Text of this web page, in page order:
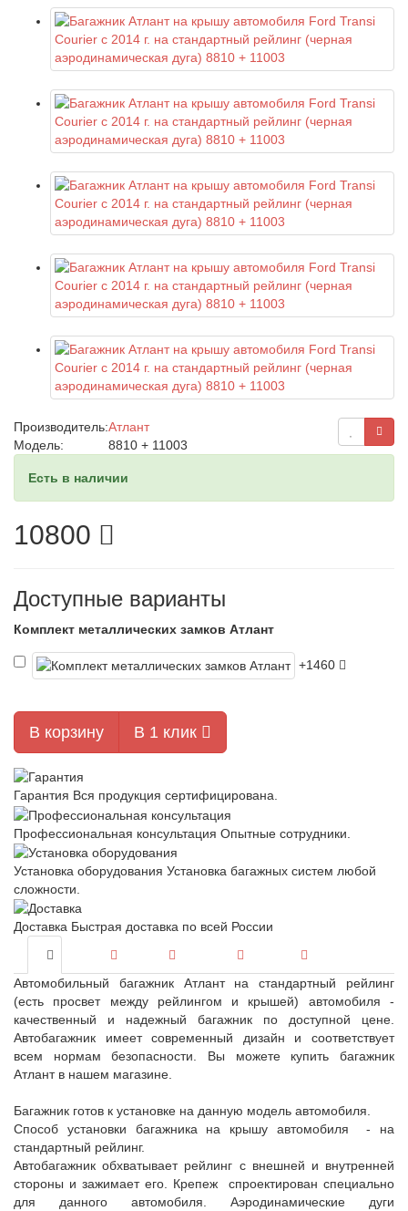
Производитель:Атлант
Модель:
8810 + 11003
Есть в наличии
10800
Доступные варианты
Комплект металлических замков Атлант
+1460
В корзину В 1 клик
Гарантия Вся продукция сертифицирована.
Профессиональная консультация Опытные сотрудники.
Установка оборудования Установка багажных систем любой
сложности.
Доставка Быстрая доставка по всей России
Автомобильный багажник Атлант на стандартный рейлинг
(есть просвет между рейлингом и крышей) автомобиля -
качественный и надежный багажник по доступной цене.
Автобагажник имеет современный дизайн и соответствует
всем нормам безопасности. Вы можете купить багажник
Атлант в нашем магазине.
Багажник готов к установке на данную модель автомобиля.
Способ установки багажника на крышу автомобиля - на
стандартный рейлинг.
Автобагажник обхватывает рейлинг с внешней и внутренней
стороны и зажимает его. Крепеж спроектирован специально
для данного автомобиля. Аэродинамические дуги